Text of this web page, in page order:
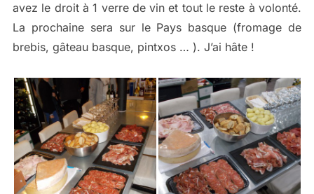
avez le droit à 1 verre de vin et tout le reste à volonté.
La prochaine sera sur le Pays basque (fromage de
brebis, gâteau basque, pintxos … ). J’ai hâte !